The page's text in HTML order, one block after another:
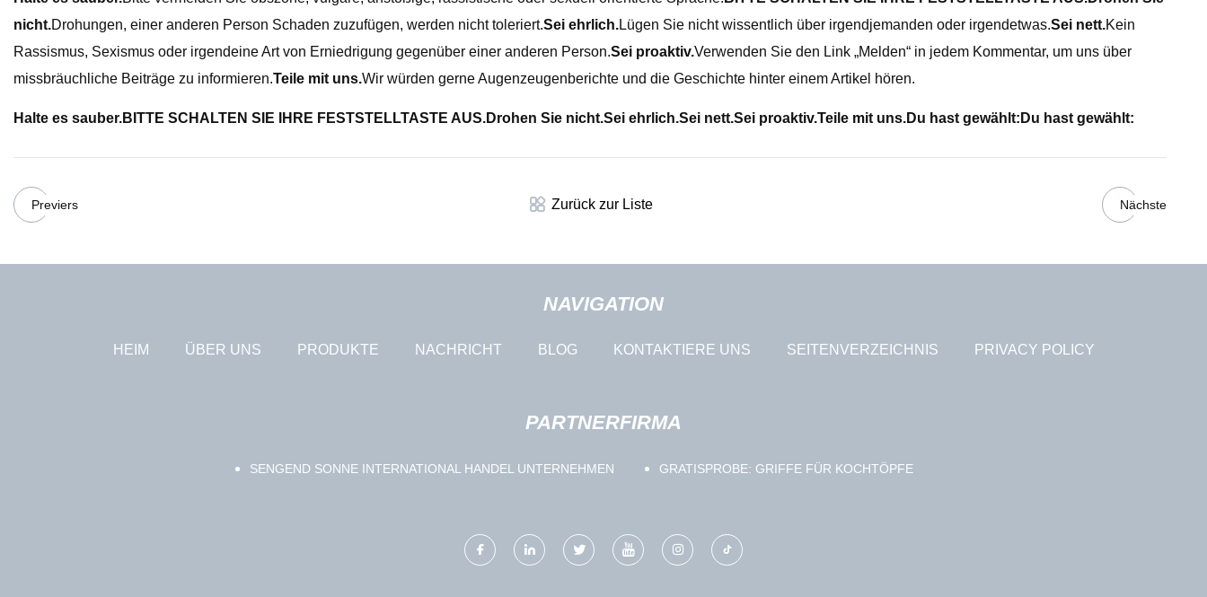
nicht.Drohungen, einer anderen Person Schaden zuzufügen, werden nicht toleriert.Sei ehrlich.Lügen Sie nicht wissentlich über irgendjemanden oder irgendetwas.Sei nett.Kein
Rassismus, Sexismus oder irgendeine Art von Erniedrigung gegenüber einer anderen Person.Sei proaktiv.Verwenden Sie den Link „Melden“ in jedem Kommentar, um uns über
missbräuchliche Beiträge zu informieren.Teile mit uns.Wir würden gerne Augenzeugenberichte und die Geschichte hinter einem Artikel hören.
Halte es sauber.BITTE SCHALTEN SIE IHRE FESTSTELLTASTE AUS.Drohen Sie nicht.Sei ehrlich.Sei nett.Sei proaktiv.Teile mit uns.Du hast gewählt: Du hast gewählt:
Previers Zurück zur Liste Nächste
NAVIGATION
HEIM ÜBER UNS PRODUKTE NACHRICHT BLOG KONTAKTIERE UNS SEITENVERZEICHNIS PRIVACY POLICY
PARTNERFIRMA
SENGEND SONNE INTERNATIONAL HANDEL UNTERNEHMEN GRATISPROBE: GRIFFE FÜR KOCHTÖPFE